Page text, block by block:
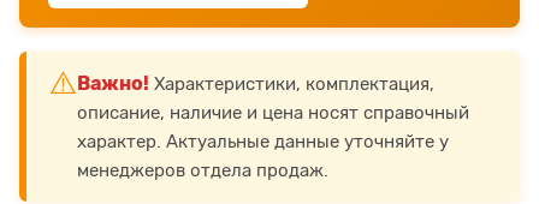
⚠️Важно! Характеристики, комплектация,
описание, наличие и цена носят справочный
характер. Актуальные данные уточняйте у
менеджеров отдела продаж.